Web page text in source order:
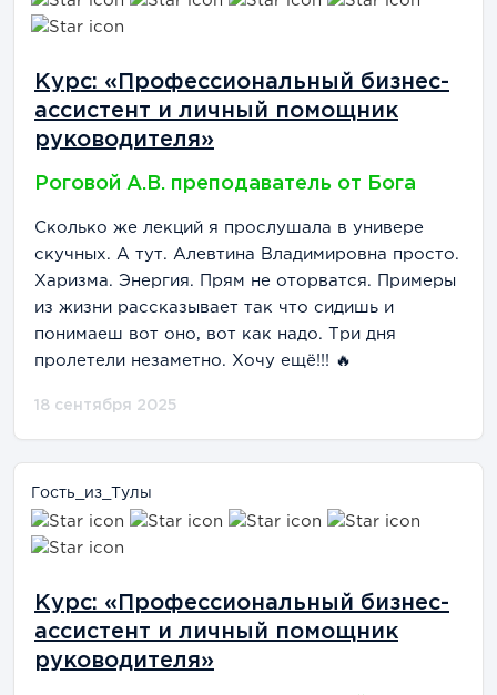
Курс: «Профессиональный бизнес-
ассистент и личный помощник
руководителя»
Роговой А.В. преподаватель от Бога
Сколько же лекций я прослушала в универе
скучных. А тут. Алевтина Владимировна просто.
Харизма. Энергия. Прям не оторватся. Примеры
из жизни рассказывает так что сидишь и
понимаеш вот оно, вот как надо. Три дня
пролетели незаметно. Хочу ещё!!! 🔥
18 сентября 2025
Гость_из_Тулы
Курс: «Профессиональный бизнес-
ассистент и личный помощник
руководителя»